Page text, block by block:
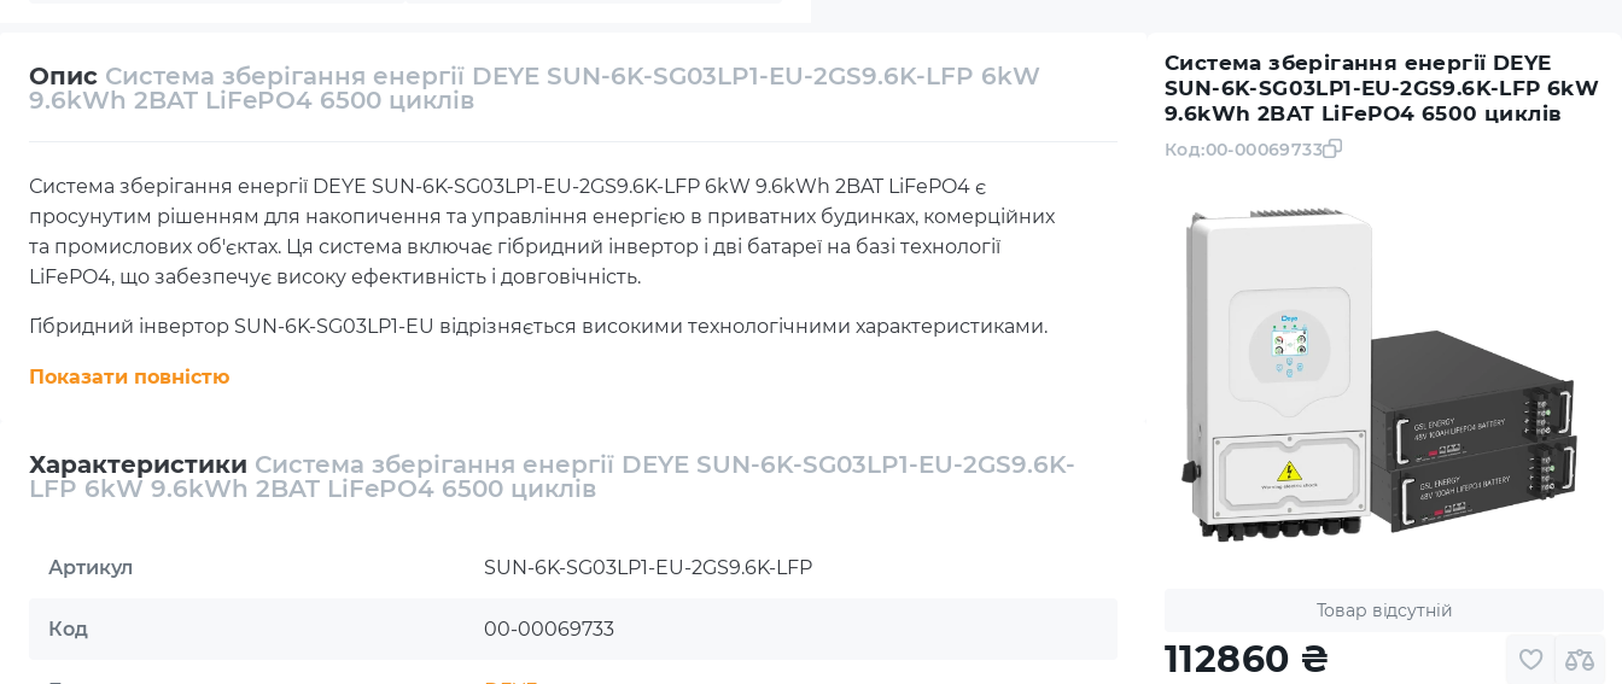
Опис Система зберігання енергії DEYE SUN-6K-SG03LP1-EU-2GS9.6K-LFP 6kW
9.6kWh 2BAT LiFePO4 6500 циклів
Система зберігання енергії DEYE SUN-6K-SG03LP1-EU-2GS9.6K-LFP 6kW 9.6kWh 2BAT LiFePO4 є
просунутим рішенням для накопичення та управління енергією в приватних будинках, комерційних
та промислових об'єктах. Ця система включає гібридний інвертор і дві батареї на базі технології
LiFePO4, що забезпечує високу ефективність і довговічність.
Гібридний інвертор SUN-6K-SG03LP1-EU відрізняється високими технологічними характеристиками.
захищений від пилу та вологи за стандартом IP65. Інвертор підтримує можливість підключення до
або нестабільних енергопостачаннях регіонах.
ефективне рішення для зберігання енергії
Кожна з двох батарей ZN-P48100ESA1 включає інноваційні елементи на базі LiFePO4, що гарантує їх
Показати повністю
Характеристики Система зберігання енергії DEYE SUN-6K-SG03LP1-EU-2GS9.6K-
LFP 6kW 9.6kWh 2BAT LiFePO4 6500 циклів
Артикул SUN-6K-SG03LP1-EU-2GS9.6K-LFP
Код 00-00069733
Система зберігання енергії DEYE
SUN-6K-SG03LP1-EU-2GS9.6K-LFP 6kW
9.6kWh 2BAT LiFePO4 6500 циклів
Код:00-00069733
Товар відсутній
112860 ₴